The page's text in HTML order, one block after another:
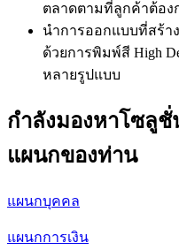
ตลาดตามที่ลูกค้าต้อง
นำการออกแบบที่สร้า
ด้วยการพิมพ์สี High
หลายรูปแบบ
กำลังมองหาโซลู
แผนกของท่าน
แผนกบุคคล
แผนกการเงิน